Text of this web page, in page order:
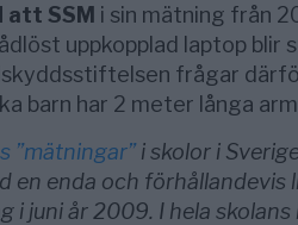
att SSM i sin mätning från
uppkopplad laptop
frågar
barn har 2 meter långa
”mätningar”i skolor i
en enda och förhållandevis
i juni år 2009. I hela